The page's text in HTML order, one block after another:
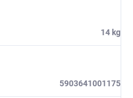
14 kg
5903641001175